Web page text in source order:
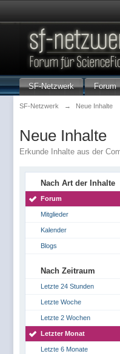
SF-Netzwerk Forum
SF-Netzwerk → Neue Inhalte
Neue Inhalte
Erkunde Inhalte aus der
Nach Art der Inhalte
Forum
Mitglieder
Kalender
Blogs
Nach Zeitraum
Letzte 24 Stunden
Letzte Woche
Letzte 2 Wochen
Letzter Monat
Letzte 6 Monate